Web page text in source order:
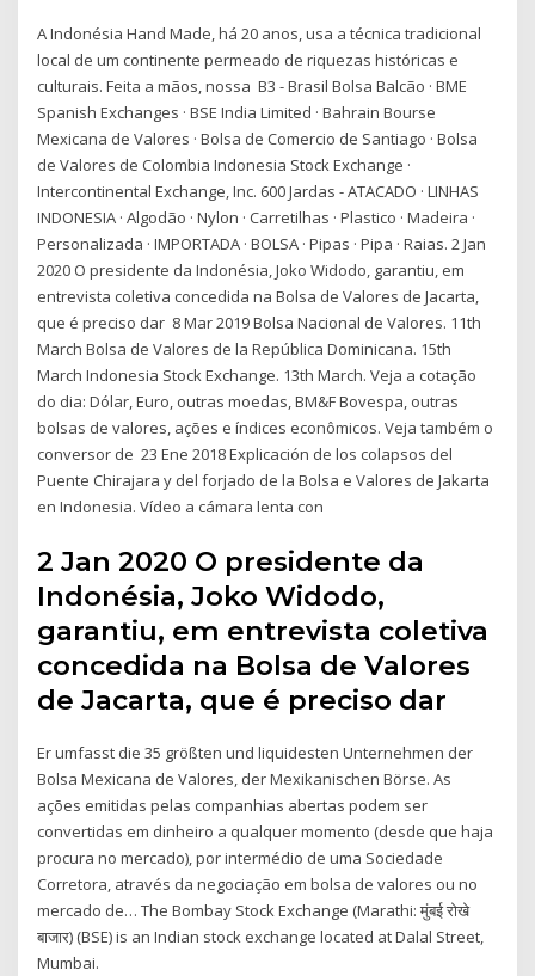
A Indonésia Hand Made, há 20 anos, usa a técnica tradicional
local de um continente permeado de riquezas históricas e
culturais. Feita a mãos, nossa B3 - Brasil Bolsa Balcão · BME
Spanish Exchanges · BSE India Limited · Bahrain Bourse
Mexicana de Valores · Bolsa de Comercio de Santiago · Bolsa
de Valores de Colombia Indonesia Stock Exchange ·
Intercontinental Exchange, Inc. 600 Jardas - ATACADO · LINHAS
INDONESIA · Algodão · Nylon · Carretilhas · Plastico · Madeira ·
Personalizada · IMPORTADA · BOLSA · Pipas · Pipa · Raias. 2 Jan
2020 O presidente da Indonésia, Joko Widodo, garantiu, em
entrevista coletiva concedida na Bolsa de Valores de Jacarta,
que é preciso dar 8 Mar 2019 Bolsa Nacional de Valores. 11th
March Bolsa de Valores de la República Dominicana. 15th
March Indonesia Stock Exchange. 13th March. Veja a cotação
do dia: Dólar, Euro, outras moedas, BM&F Bovespa, outras
bolsas de valores, ações e índices econômicos. Veja também o
conversor de 23 Ene 2018 Explicación de los colapsos del
Puente Chirajara y del forjado de la Bolsa e Valores de Jakarta
en Indonesia. Vídeo a cámara lenta con
2 Jan 2020 O presidente da
Indonésia, Joko Widodo,
garantiu, em entrevista coletiva
concedida na Bolsa de Valores
de Jacarta, que é preciso dar
Er umfasst die 35 größten und liquidesten Unternehmen der
Bolsa Mexicana de Valores, der Mexikanischen Börse. As
ações emitidas pelas companhias abertas podem ser
convertidas em dinheiro a qualquer momento (desde que haja
procura no mercado), por intermédio de uma Sociedade
Corretora, através da negociação em bolsa de valores ou no
mercado de… The Bombay Stock Exchange (Marathi: मुंबई रोखे
बाजार) (BSE) is an Indian stock exchange located at Dalal Street,
Mumbai.